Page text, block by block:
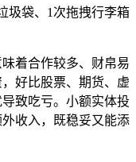
袋、1次拖拽行李箱
着合作较多、财帛易
好比股票、期货、虚
致吃亏。小额实体投
收入，既稳妥又能添